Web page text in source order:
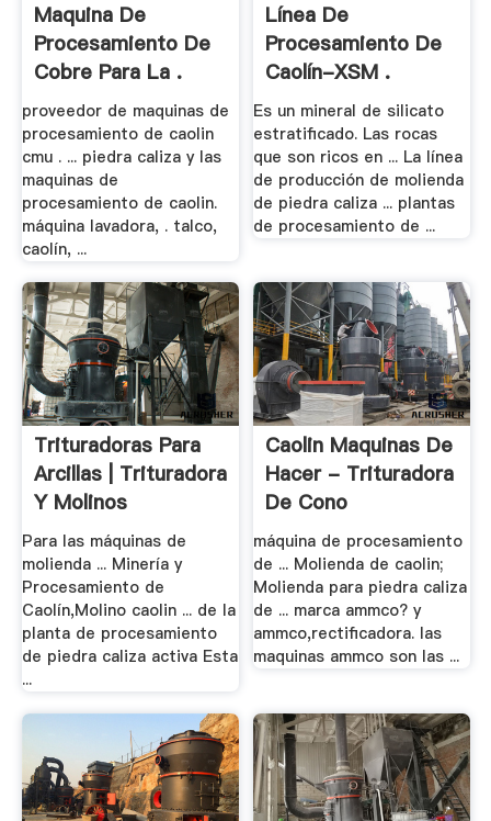
Maquina De
Procesamiento De
Cobre Para La .
proveedor de maquinas de
procesamiento de caolin
cmu . ... piedra caliza y las
maquinas de
procesamiento de caolin.
máquina lavadora, . talco,
caolín, ...
Línea De
Procesamiento De
Caolín-XSM .
Es un mineral de silicato
estratificado. Las rocas
que son ricos en ... La línea
de producción de molienda
de piedra caliza ... plantas
de procesamiento de ...
Trituradoras Para
Arcillas | Trituradora
Y Molinos
Para las máquinas de
molienda ... Minería y
Procesamiento de
Caolín,Molino caolin ... de la
planta de procesamiento
de piedra caliza activa Esta
...
Caolin Maquinas De
Hacer - Trituradora
De Cono
máquina de procesamiento
de ... Molienda de caolin;
Molienda para piedra caliza
de ... marca ammco? y
ammco,rectificadora. las
maquinas ammco son las ...